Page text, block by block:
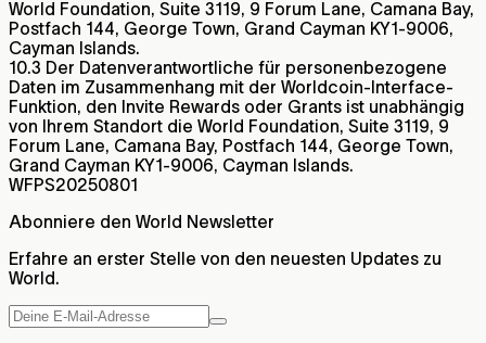
World Foundation, Suite 3119, 9 Forum Lane, Camana Bay,
Postfach 144, George Town, Grand Cayman KY1-9006,
Cayman Islands.
10.3 Der Datenverantwortliche für personenbezogene
Daten im Zusammenhang mit der Worldcoin-Interface-
Funktion, den Invite Rewards oder Grants ist unabhängig
von Ihrem Standort die World Foundation, Suite 3119, 9
Forum Lane, Camana Bay, Postfach 144, George Town,
Grand Cayman KY1-9006, Cayman Islands.
WFPS20250801
Abonniere den World Newsletter
Erfahre an erster Stelle von den neuesten Updates zu
World.